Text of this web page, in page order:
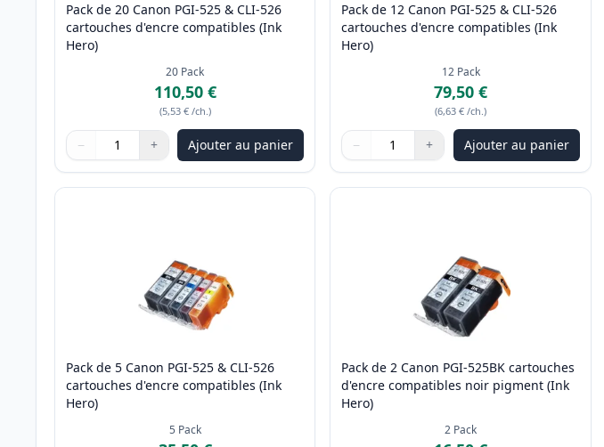
Pack de 20 Canon PGI-525 & CLI-526
cartouches d'encre compatibles (Ink
Hero)
20 Pack
110,50 €
(5,53 € /ch.)
Quantité
Utilisez les boutons pour ajuster
− +
Quantité Ajouter au panier
Pack de 12 Canon PGI-525 & CLI-526
cartouches d'encre compatibles (Ink
Hero)
12 Pack
79,50 €
(6,63 € /ch.)
Quantité
Utilisez les boutons pour ajuster
− +
Quantité Ajouter au panier
Pack de 5 Canon PGI-525 & CLI-526
cartouches d'encre compatibles (Ink
Hero)
5 Pack
Pack de 2 Canon PGI-525BK cartouches
d'encre compatibles noir pigment (Ink
Hero)
2 Pack